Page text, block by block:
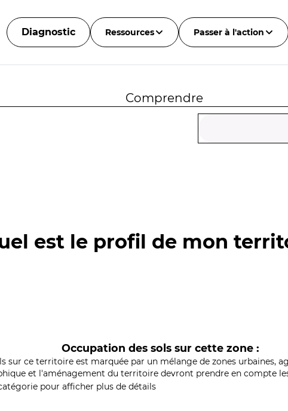
Diagnostic Ressources Passer à l'action
Comprendre
est le profil de mon
Occupation des sols sur cette zone :
sur ce territoire est marquée par un mélange de zones urbaines,
et l'aménagement du territoire devront prendre en compte
pour afficher plus de détails